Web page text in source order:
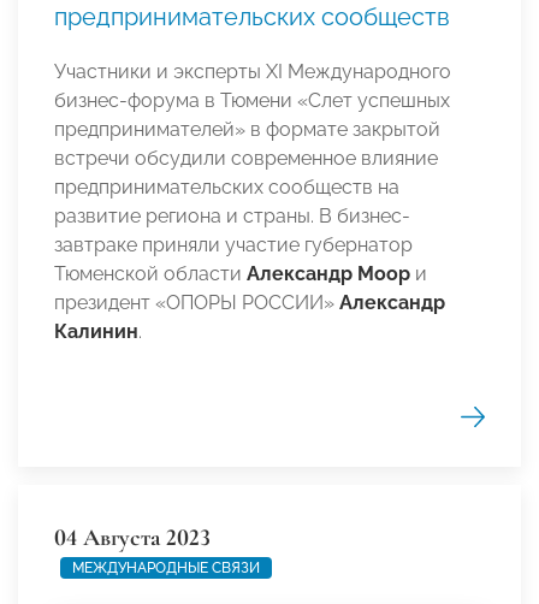
предпринимательских сообществ
Участники и эксперты XI Международного
бизнес-форума в Тюмени «Слет успешных
предпринимателей» в формате закрытой
встречи обсудили современное влияние
предпринимательских сообществ на
развитие региона и страны. В бизнес-
завтраке приняли участие губернатор
Тюменской области Александр Моор и
президент «ОПОРЫ РОССИИ» Александр
Калинин.
04 Августа 2023
МЕЖДУНАРОДНЫЕ СВЯЗИ